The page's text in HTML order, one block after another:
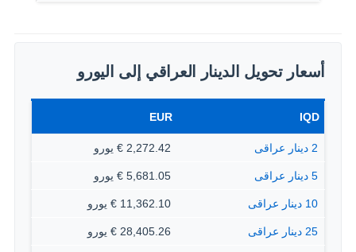
أسعار تحويل الدينار العراقي إلى اليورو
IQD
EUR
2 دينار عراقى 2,272.42 € يورو
5 دينار عراقى 5,681.05 € يورو
10 دينار عراقى 11,362.10 € يورو
25 دينار عراقى 28,405.26 € يورو